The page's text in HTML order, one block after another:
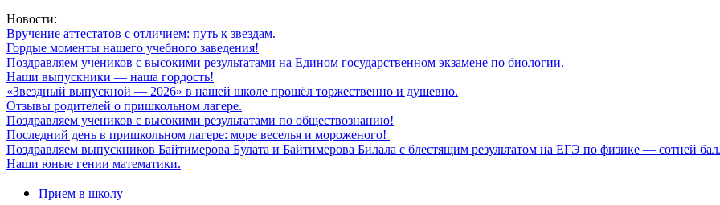
Новости:
Вручение аттестатов с отличием: путь к звездам.
Гордые моменты нашего учебного заведения!
Поздравляем учеников с высокими результатами на Едином государственном экзамене по биологии.
Наши выпускники — наша гордость!
«Звездный выпускной — 2026» в нашей школе прошёл торжественно и душевно.
Отзывы родителей о пришкольном лагере.
Поздравляем учеников с высокими результатами по обществознанию!
Последний день в пришкольном лагере: море веселья и мороженого!
Поздравляем выпускников Байтимерова Булата и Байтимерова Билала с блестящим результатом на ЕГЭ по физике — сотней
Наши юные гении математики.
Прием в школу